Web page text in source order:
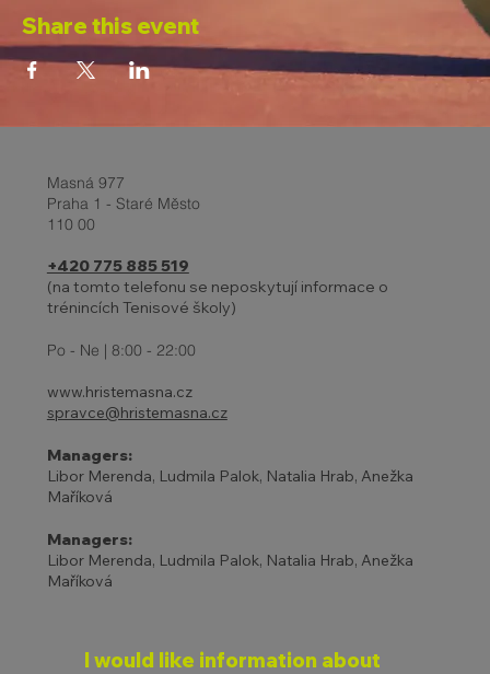
Share this event
Masná 977
Praha 1 - Staré Město
110 00
+420 775 885 519
(na tomto telefonu se neposkytují informace o
trénincích Tenisové školy)
Po - Ne | 8:00 - 22:00
www.hristemasna.cz
spravce@hristemasna.cz
Managers:
Libor Merenda, Ludmila Palok, Natalia Hrab, Anežka
Maříková
Managers:
Libor Merenda, Ludmila Palok, Natalia Hrab, Anežka
Maříková
I would like information about